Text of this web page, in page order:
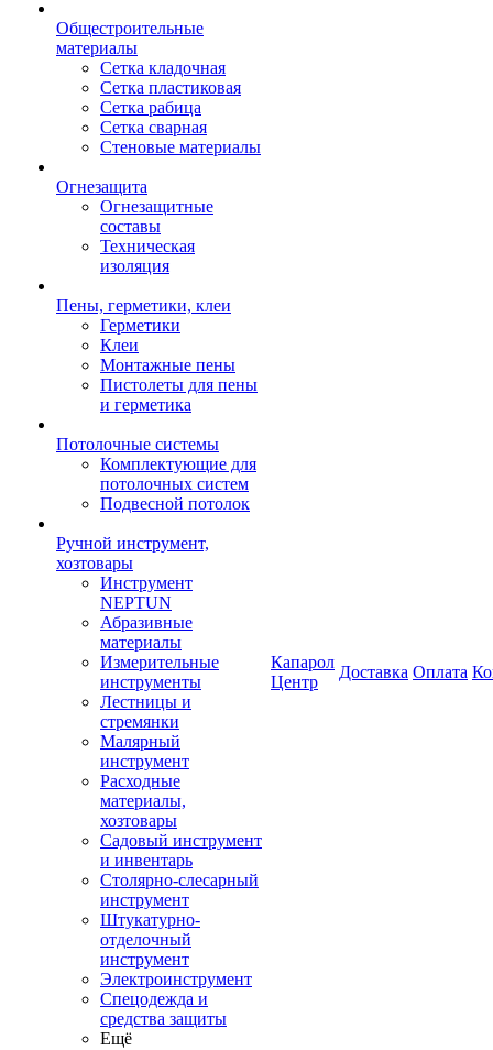
Общестроительные
материалы
Сетка кладочная
Сетка пластиковая
Сетка рабица
Сетка сварная
Стеновые материалы
Огнезащита
Огнезащитные
составы
Техническая
изоляция
Пены, герметики, клеи
Герметики
Клеи
Монтажные пены
Пистолеты для пены
и герметика
Потолочные системы
Комплектующие для
потолочных систем
Подвесной потолок
Ручной инструмент,
хозтовары
Инструмент
NEPTUN
Абразивные
материалы
Измерительные
инструменты
Лестницы и
стремянки
Малярный
инструмент
Расходные
материалы,
хозтовары
Садовый инструмент
и инвентарь
Столярно-слесарный
инструмент
Штукатурно-
отделочный
инструмент
Электроинструмент
Спецодежда и
средства защиты
Ещё
Капарол
Центр
Доставка Оплата